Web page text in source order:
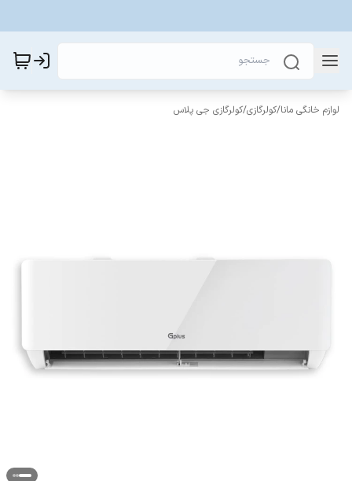
لوازم خانگی مانا/کولرگازی/کولرگازی جی پلاس